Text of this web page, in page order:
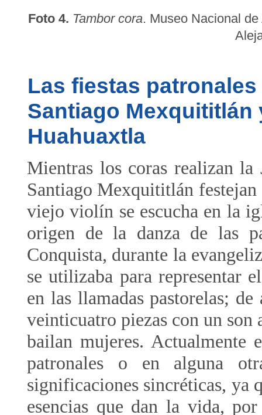
Foto 4. Tambor cora. Museo Nacional
Las fiestas
Santiago Mexquititlán
Huahuaxtla
Mientras los coras realizan
Santiago Mexquititlán
viejo violín se escucha en la
origen de la danza de las
Conquista, durante la
se utilizaba para representar
en las llamadas pastorelas;
veinticuatro piezas con un
bailan mujeres. Actualmente
patronales o en alguna
significaciones sincréticas, ya
esencias que dan la vida,